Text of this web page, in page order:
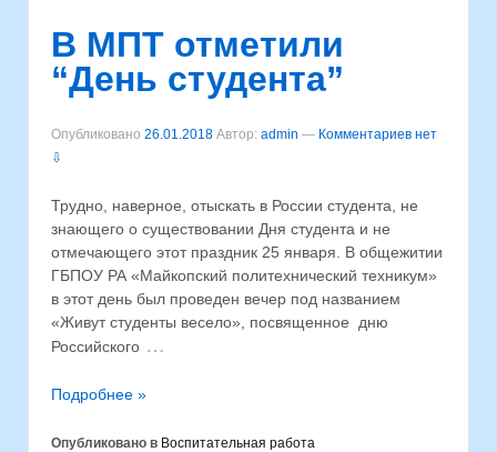
В МПТ отметили
“День студента”
Опубликовано 26.01.2018 Автор: admin — Комментариев нет
⇩
Трудно, наверное, отыскать в России студента, не
знающего о существовании Дня студента и не
отмечающего этот праздник 25 января. В общежитии
ГБПОУ РА «Майкопский политехнический техникум»
в этот день был проведен вечер под названием
«Живут студенты весело», посвященное дню
Российского …
Подробнее »
Опубликовано в Воспитательная работа